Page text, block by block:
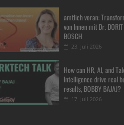
amtlich voran:
von Innen mit Dr. DORIT
BOSCH
23. Juli 2026
How can HR, AI, and
Intelligence drive real
results, BOBBY BAJAJ?
17. Juli 2026